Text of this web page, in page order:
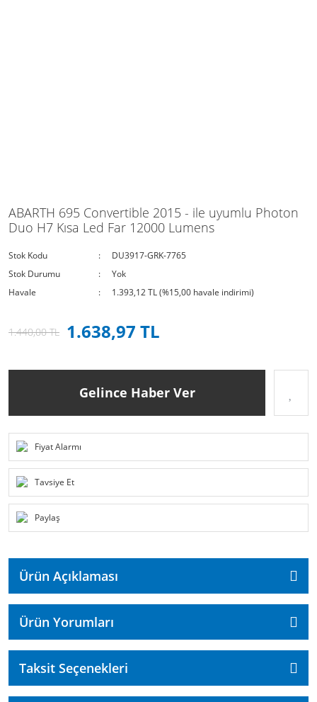
ABARTH 695 Convertible 2015 - ile uyumlu Photon
Duo H7 Kısa Led Far 12000 Lumens
Stok Kodu
DU3917-GRK-7765
Stok Durumu
Yok
Havale
1.393,12 TL (%15,00 havale indirimi)
1.440,00 TL 1.638,97 TL
Gelince Haber Ver
Fiyat Alarmı
Tavsiye Et
Paylaş
Ürün Açıklaması
Ürün Yorumları
Taksit Seçenekleri